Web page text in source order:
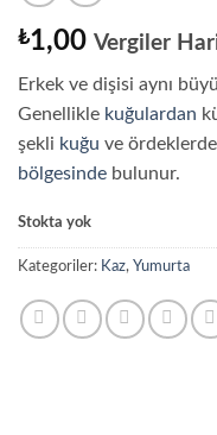
₺1,00 Vergiler
Erkek ve dişisi aynı
Genellikle kuğulardan
şekli kuğu ve
bölgesinde bulunur.
Stokta yok
Kategoriler: Kaz, Yumurta